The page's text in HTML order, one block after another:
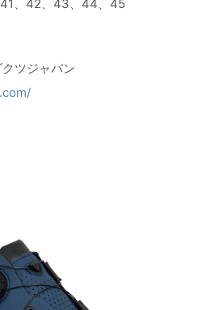
、42、43、44、45
ツジャパン